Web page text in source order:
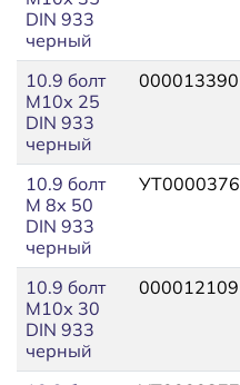
DIN 933
черный
10.9 болт
М10х 25
DIN 933
черный
000013390
10.9 болт
М 8х 50
DIN 933
черный
УТ0000376
10.9 болт
М10х 30
DIN 933
черный
000012109